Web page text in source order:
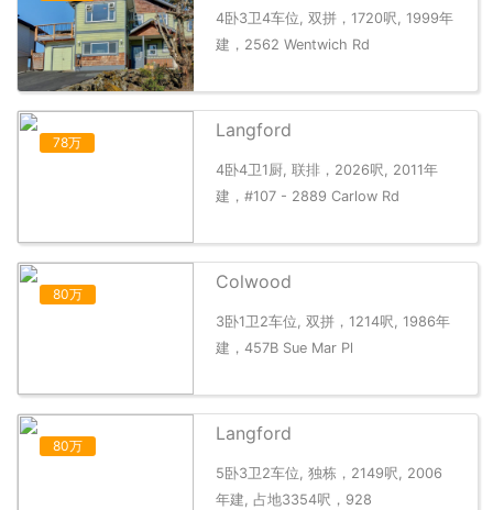
4卧3卫4车位, 双拼，1720呎, 1999年
建，2562 Wentwich Rd
78万
Langford
4卧4卫1厨, 联排，2026呎, 2011年
建，#107 - 2889 Carlow Rd
80万
Colwood
3卧1卫2车位, 双拼，1214呎, 1986年
建，457B Sue Mar Pl
80万
Langford
5卧3卫2车位, 独栋，2149呎, 2006
年建, 占地3354呎，928